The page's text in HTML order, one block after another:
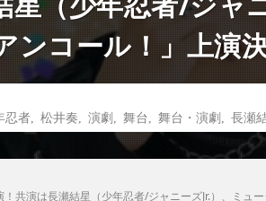
ンコール！」上演
忍者 松井奏 演劇 舞台 舞台・演劇 ⻑瀬
共演は⻑瀬結星（少年忍者/ジャニーズJr.）、ミュ